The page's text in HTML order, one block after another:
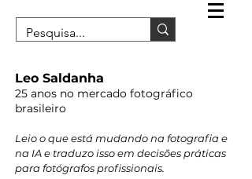
Leo Saldanha
25 anos no mercado fotográfico
brasileiro
Leio o que está mudando na fotografia e
na IA e traduzo isso em decisões práticas
para fotógrafos profissionais.